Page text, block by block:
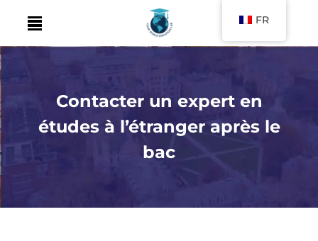
Contacter un expert en
études à l’étranger après le
bac
FR